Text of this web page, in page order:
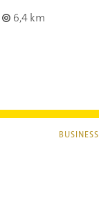
6,4 km
BUSINESS